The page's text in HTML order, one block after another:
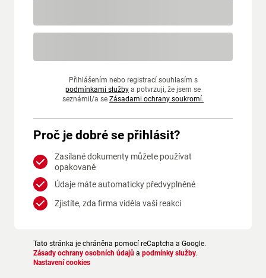
Přihlášením nebo registrací souhlasím s
podmínkami služby a potvrzuji, že jsem se
seznámil/a se Zásadami ochrany soukromí.
Proč je dobré se přihlásit?
Zasílané dokumenty můžete používat
opakovaně
Údaje máte automaticky předvyplněné
Zjistíte, zda firma viděla vaši reakci
Tato stránka je chráněna pomocí reCaptcha a Google.
Zásady ochrany osobních údajů a podmínky služby.
Nastavení cookies